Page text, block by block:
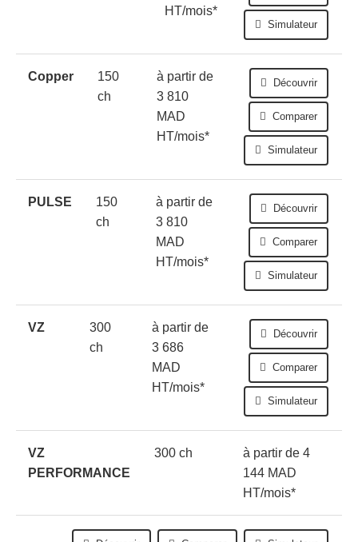
HT/mois*
Simulateur
Copper
150
ch
à partir de
3 810
MAD
HT/mois*
Découvrir
Comparer
Simulateur
PULSE
150
ch
à partir de
3 810
MAD
HT/mois*
Découvrir
Comparer
Simulateur
VZ
300
ch
à partir de
3 686
MAD
HT/mois*
Découvrir
Comparer
Simulateur
VZ
PERFORMANCE
300 ch
à partir de 4
144 MAD
HT/mois*